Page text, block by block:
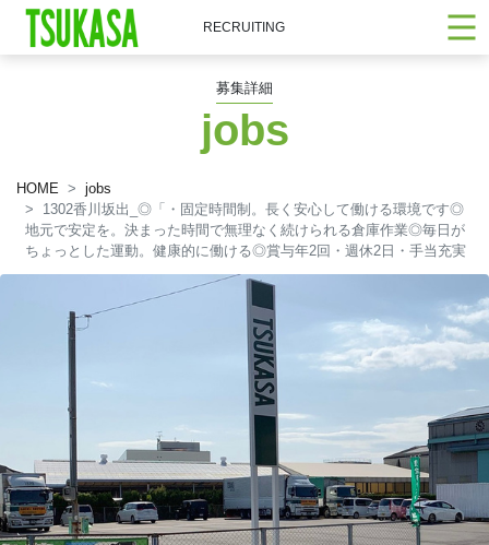
RECRUITING
募集詳細
jobs
HOME
jobs
1302香川坂出_◎「・固定時間制。長く安心して働ける環境です◎
地元で安定を。決まった時間で無理なく続けられる倉庫作業◎毎日が
ちょっとした運動。健康的に働ける◎賞与年2回・週休2日・手当充実